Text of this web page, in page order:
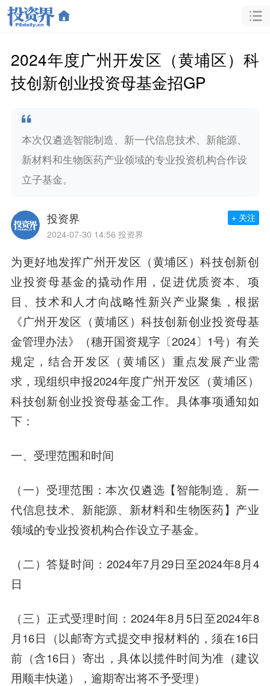
2024年度广州开发区（黄埔区）科
技创新创业投资母基金招GP
本次仅遴选智能制造、新一代信息技术、新能源、
新材料和生物医药产业领域的专业投资机构合作设
立子基金。
投资界
2024-07-30 14:56 投资界
+ 关注
为更好地发挥广州开发区（黄埔区）科技创新创
业投资母基金的撬动作用，促进优质资本、项
目、技术和人才向战略性新兴产业聚集，根据
《广州开发区（黄埔区）科技创新创业投资母基
金管理办法》（穗开国资规字〔2024〕1号）有关
规定，结合开发区（黄埔区）重点发展产业需
求，现组织申报2024年度广州开发区（黄埔区）
科技创新创业投资母基金工作。具体事项通知如
下：
一、受理范围和时间
（一）受理范围：本次仅遴选【智能制造、新一
代信息技术、新能源、新材料和生物医药】产业
领域的专业投资机构合作设立子基金。
（二）答疑时间：2024年7月29日至2024年8月4
日
（三）正式受理时间：2024年8月5日至2024年8
月16日（以邮寄方式提交申报材料的，须在16日
前（含16日）寄出，具体以揽件时间为准（建议
用顺丰快递），逾期寄出将不予受理）